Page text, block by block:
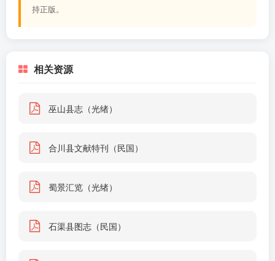
持正版。
相关资源
巫山县志（光绪）
合川县文献特刊（民国）
蜀景汇览（光绪）
石渠县图志（民国）